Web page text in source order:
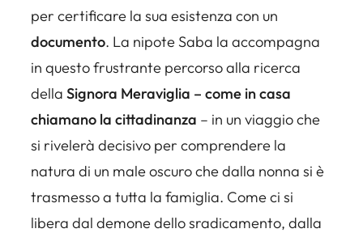
per certificare la sua esistenza con un
documento. La nipote Saba la accompagna
in questo frustrante percorso alla ricerca
della Signora Meraviglia – come in casa
chiamano la cittadinanza – in un viaggio che
si rivelerà decisivo per comprendere la
natura di un male oscuro che dalla nonna si è
trasmesso a tutta la famiglia. Come ci si
libera dal demone dello sradicamento, dalla